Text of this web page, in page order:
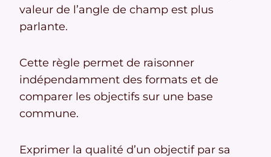
valeur de l’angle de champ est plus
parlante.
Cette règle permet de raisonner
indépendamment des formats et de
comparer les objectifs sur une base
commune.
Exprimer la qualité d’un objectif par sa